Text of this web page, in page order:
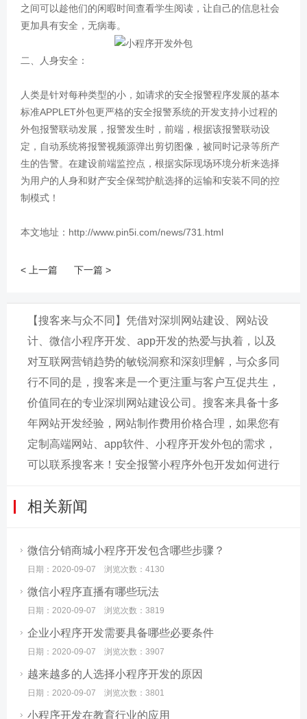
之间可以趁他们的闲暇时间查看学生阅读，让自己的信息社会
更加具有安全，无病毒。
二、人身安全：
人类是针对每种类型的小，如请求的安全报警程序发展的基本
标准APPLET外包更严格的安全报警系统的开发支持小过程的
外包报警联动发展，报警发生时，前端，根据该报警联动设
定，自动系统将报警视频源弹出剪切图像，被同时记录等所产
生的告警。在建设前端监控点，根据实际现场环境分析来选择
为用户的人身和财产安全保驾护航选择的运输和安装不同的控
制模式！
本文地址：http://www.pin5i.com/news/731.html
< 上一篇 下一篇 >
【搜客来与众不同】凭借对深圳网站建设、网站设
计、微信小程序开发、app开发的热爱与执着，以及
对互联网营销趋势的敏锐洞察和深刻理解，与众多同
行不同的是，搜客来是一个更注重与客户互促共生，
价值同在的专业深圳网站建设公司。搜客来具备十多
年网站开发经验，网站制作费用价格合理，如果您有
定制高端网站、app软件、小程序开发外包的需求，
可以联系搜客来！安全报警小程序外包开发如何进行
相关新闻
微信分销商城小程序开发包含哪些步骤？
日期：2020-09-07 浏览次数：4130
微信小程序直播有哪些玩法
日期：2020-09-07 浏览次数：3819
企业小程序开发需要具备哪些必要条件
日期：2020-09-07 浏览次数：3907
越来越多的人选择小程序开发的原因
日期：2020-09-07 浏览次数：3801
小程序开发在教育行业的应用